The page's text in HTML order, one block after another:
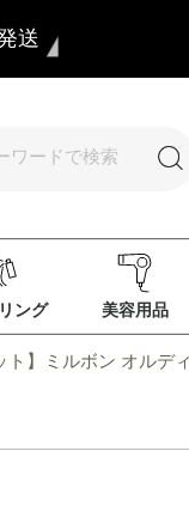
送
ング 美容用品
ト】ミルボン オル